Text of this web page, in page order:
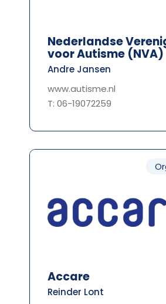
Nederlandse
voor Autisme (NVA)
Andre Jansen
www.autisme.nl
T: 06-19072259
Accare
Reinder Lont